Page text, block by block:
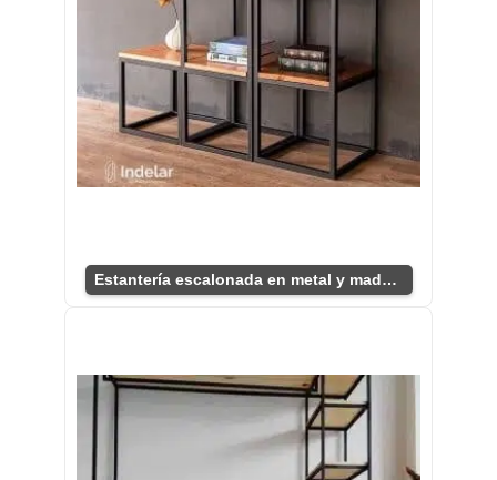
Estantería escalonada en metal y madera